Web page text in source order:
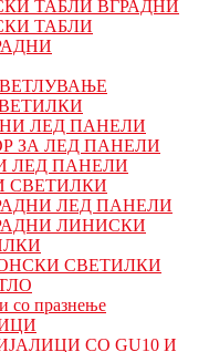
ТАБЛИ ВГРАДНИ
ТАБЛИ
ЛЕД ПАНЕЛИ
ЗА ЛЕД ПАНЕЛИ
ЛЕД ПАНЕЛИ
СВЕТИЛКИ
ЛЕД ПАНЕЛИ
ЛИНИСКИ
СВЕТИЛКИ
со празнење
СО GU10 И